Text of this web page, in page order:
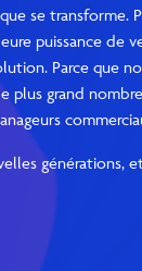
se transforme.
puissance de
Parce que
plus grand
générations,